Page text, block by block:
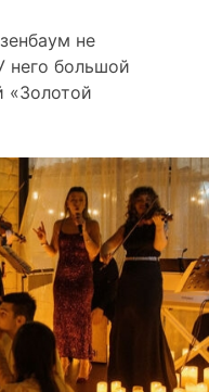
не
него большой
«Золотой